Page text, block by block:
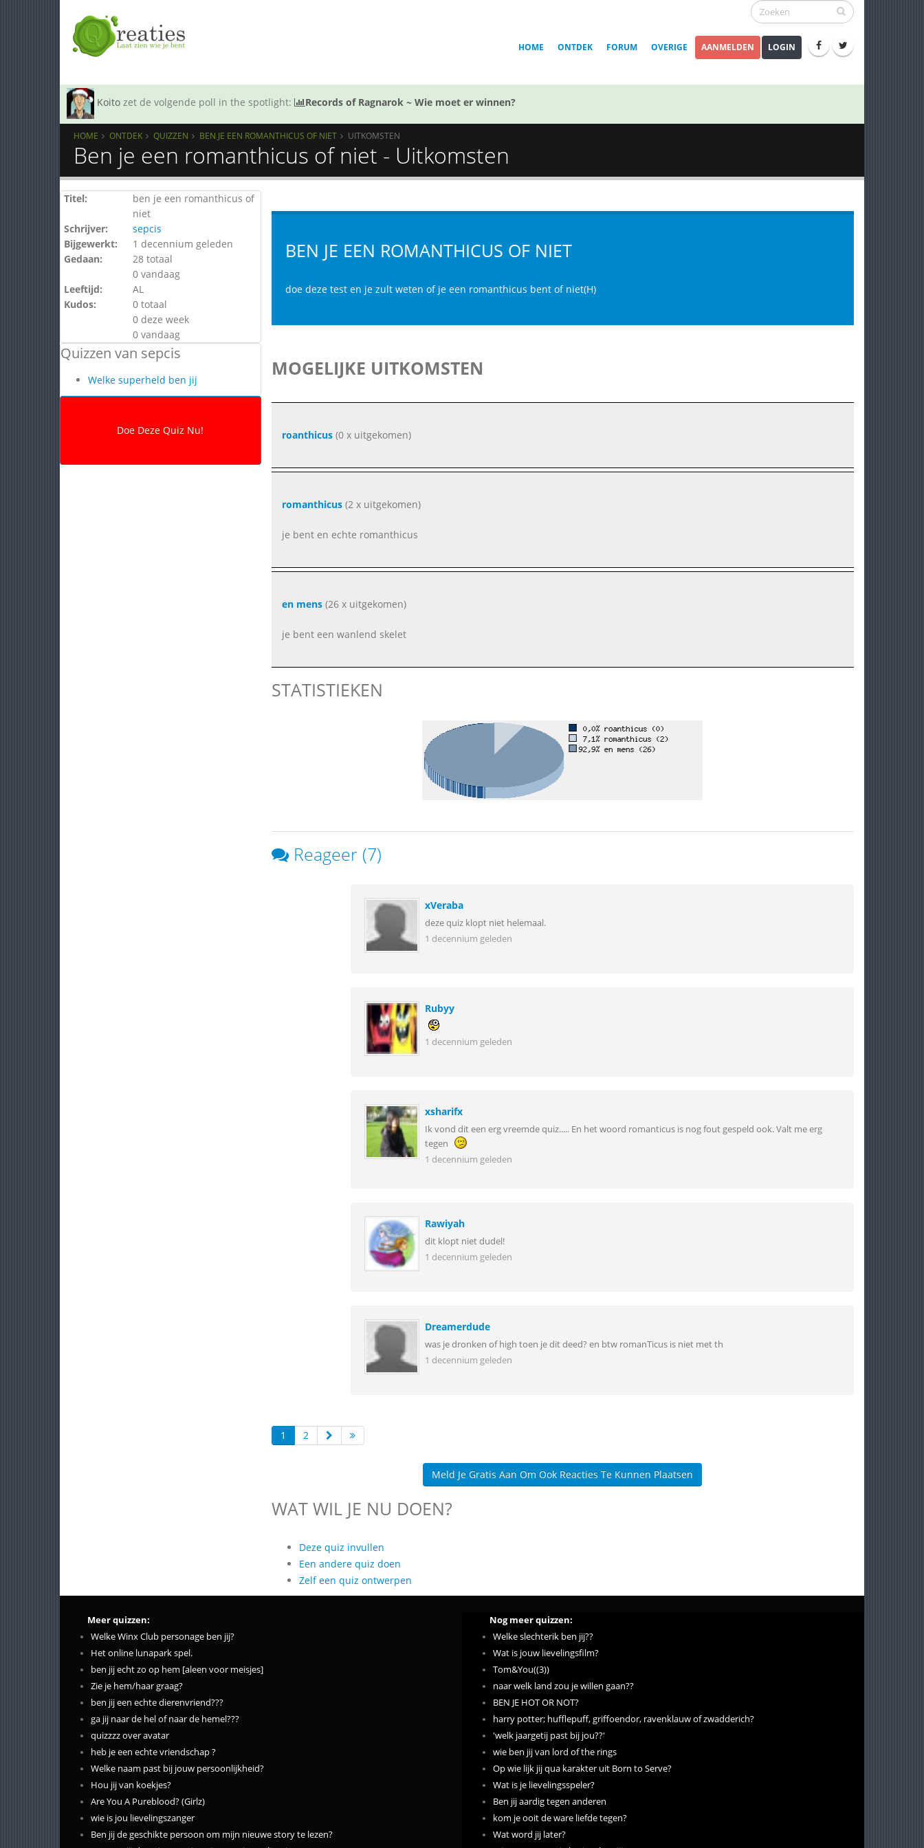
HOME ONTDEK FORUM OVERIGE AANMELDEN LOGIN
Koito zet de volgende poll in the spotlight: Records of Ragnarok ~ Wie moet er winnen?
HOME ONTDEK QUIZZEN BEN JE EEN ROMANTHICUS OF NIET UITKOMSTEN
Ben je een romanthicus of niet - Uitkomsten
Titel:
ben je een romanthicus of
niet
Schrijver:
sepcis
Bijgewerkt:
1 decennium geleden
Gedaan:
28 totaal
0 vandaag
Leeftijd:
AL
Kudos:
0 totaal
0 deze week
0 vandaag
Quizzen van sepcis
Welke superheld ben jij
BEN JE EEN ROMANTHICUS OF NIET
doe deze test en je zult weten of je een romanthicus bent of niet(H)
MOGELIJKE UITKOMSTEN
roanthicus(0 x uitgekomen)
romanthicus(2 x uitgekomen)
je bent en echte romanthicus
en mens(26 x uitgekomen)
je bent een wanlend skelet
STATISTIEKEN
Reageer (7)
xVeraba
deze quiz klopt niet helemaal.
1 decennium geleden
Rubyy
1 decennium geleden
xsharifx
Ik vond dit een erg vreemde quiz..... En het woord romanticus is nog fout gespeld ook. Valt me erg
tegen
1 decennium geleden
Rawiyah
dit klopt niet dudel!
1 decennium geleden
Dreamerdude
was je dronken of high toen je dit deed? en btw romanTicus is niet met th
1 decennium geleden
1 2
Meld Je Gratis Aan Om Ook Reacties Te Kunnen Plaatsen
WAT WIL JE NU DOEN?
Deze quiz invullen
Een andere quiz doen
Zelf een quiz ontwerpen
Meer quizzen:
Welke Winx Club personage ben jij?
Het online lunapark spel.
ben jij echt zo op hem [aleen voor meisjes]
Zie je hem/haar graag?
ben jij een echte dierenvriend???
ga jij naar de hel of naar de hemel???
quizzzz over avatar
heb je een echte vriendschap ?
Welke naam past bij jouw persoonlijkheid?
Hou jij van koekjes?
Are You A Pureblood? (Girlz)
wie is jou lievelingszanger
Ben jij de geschikte persoon om mijn nieuwe story te lezen?
Nog meer quizzen:
Welke slechterik ben jij??
Wat is jouw lievelingsfilm?
Tom&You((3))
naar welk land zou je willen gaan??
BEN JE HOT OR NOT?
harry potter; hufflepuff, griffoendor, ravenklauw of zwadderich?
'welk jaargetij past bij jou??'
wie ben jij van lord of the rings
Op wie lijk jij qua karakter uit Born to Serve?
Wat is je lievelingsspeler?
Ben jij aardig tegen anderen
kom je ooit de ware liefde tegen?
Wat word jij later?